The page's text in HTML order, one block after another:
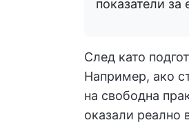
показатели за
След като
Например, ако
на свободна
оказали реално